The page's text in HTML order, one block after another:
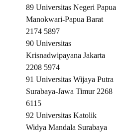
89 Universitas Negeri Papua
Manokwari-Papua Barat
2174 5897
90 Universitas
Krisnadwipayana Jakarta
2208 5974
91 Universitas Wijaya Putra
Surabaya-Jawa Timur 2268
6115
92 Universitas Katolik
Widya Mandala Surabaya